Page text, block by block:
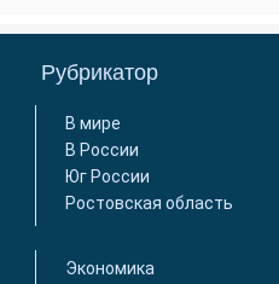
Рубрикатор
В мире
В России
Юг России
Ростовская область
Экономика